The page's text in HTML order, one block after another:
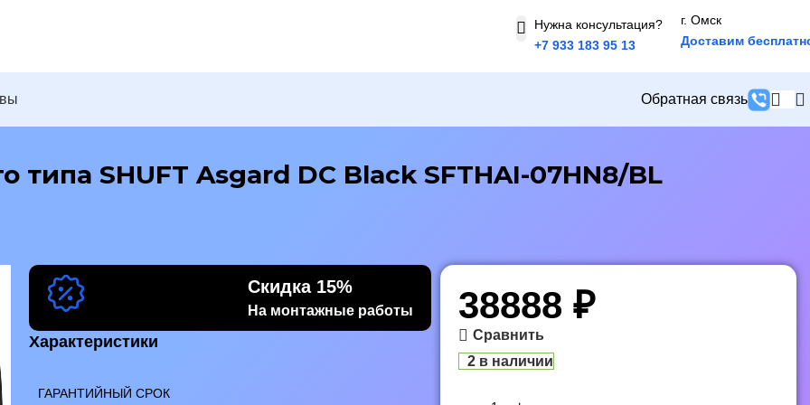
Нужна консультация?
+7 933 183 95 13
г. Омск
Доставим
Обратная связь
типа SHUFT Asgard DC Black SFTHAI-07HN8/BL
Скидка 15%
На монтажные работы
Характеристики
ГАРАНТИЙНЫЙ СРОК
38888 ₽
Сравнить
2 в наличии